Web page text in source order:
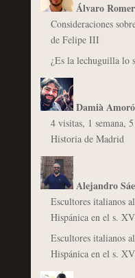
Álvaro
Consideraciones
de Felipe III
¿Es la lechuguilla lo
Damià
4 visitas, 1 semana,
Historia de Madrid
Alejandro
Escultores italianos
Hispánica en el s.
Escultores italianos
Hispánica en el s.